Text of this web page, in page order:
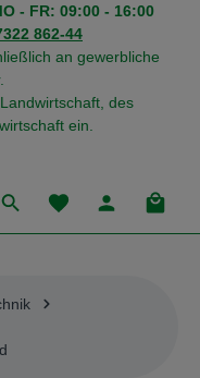
- FR: 09:00 - 16:00
862-44
an gewerbliche
des
ein.
Du hast 0